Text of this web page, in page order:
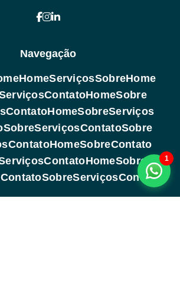
Navegação
HomeServiçosSobreHome
ContatoHomeSobre
ContatoHomeSobreServiços
SobreServiçosContatoSobre
ContatoHomeSobreContato
ContatoHomeSobre
ContatoSobreServiçosContato
1